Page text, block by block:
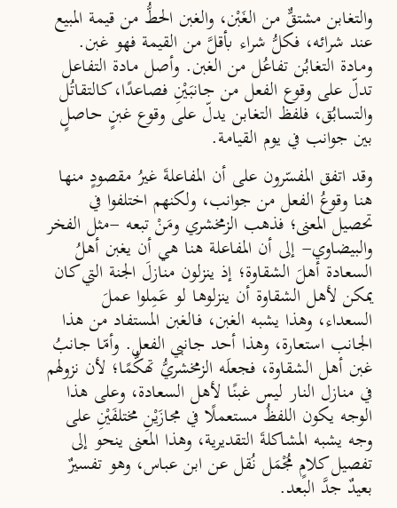
والتغابن مشتقٌّ من الغَبْن، والغبن الحطُّ من قيمة المبيع
عند شرائه، فكلُّ شراء بأقلَّ من القيمة فهو غبن.
ومادة التغابُن تفاعُل من الغبن. وأصل مادة التفاعل
تدلّ على وقوع الفعل من جانبَيْنِ فصاعدًا، كالتقاتُل
والتسابُق، فلفظ التغابن يدلّ على وقوع غبنٍ حاصلٍ
بين جوانب في يوم القيامة.
وقد اتفق المفسّرون على أن المفاعلةَ غيرُ مقصودٍ منها
هنا وقوعُ الفعل من جوانب، ولكنهم اختلفوا في
تحصيل المعنى؛ فذهب الزمخشري ومَنْ تبعه -مثل الفخر
والبيضاوي- إلى أن المفاعلة هنا هي أن يغبن أهلُ
السعادة أهلَ الشقاوة؛ إذ ينزلون منازلَ الجنة التي كان
يمكن لأهل الشقاوة أن ينزلوها لو عَمِلوا عملَ
السعداء، وهذا يشبه الغبن، فالغبن المستفاد من هذا
الجانب استعارة، وهذا أحد جانبي الفعل. وأمّا جانبُ
غبن أهل الشقاوة، فجعلَه الزمخشريُّ تهكُّمًا؛ لأن نزولهم
في منازل النار ليس غبنًا لأهل السعادة، وعلى هذا
الوجه يكون اللفظُ مستعملًا في مجازَيْنِ مختلفَيْنِ على
وجه يشبه المشاكلةَ التقديرية، وهذا المعنى ينحو إلى
تفصيل كلامٍ مُجْمَل نُقل عن ابن عباس، وهو تفسيرٌ
بعيدٌ جدَّ البعد.